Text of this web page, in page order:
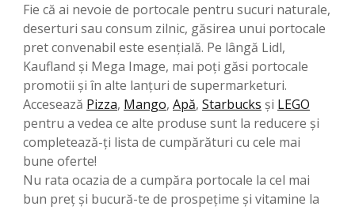
Fie că ai nevoie de portocale pentru sucuri naturale,
deserturi sau consum zilnic, găsirea unui portocale
pret convenabil este esențială. Pe lângă Lidl,
Kaufland și Mega Image, mai poți găsi portocale
promotii și în alte lanțuri de supermarketuri.
Accesează Pizza, Mango, Apă, Starbucks şi LEGO
pentru a vedea ce alte produse sunt la reducere și
completează-ți lista de cumpărături cu cele mai
bune oferte!
Nu rata ocazia de a cumpăra portocale la cel mai
bun preț și bucură-te de prospețime și vitamine la